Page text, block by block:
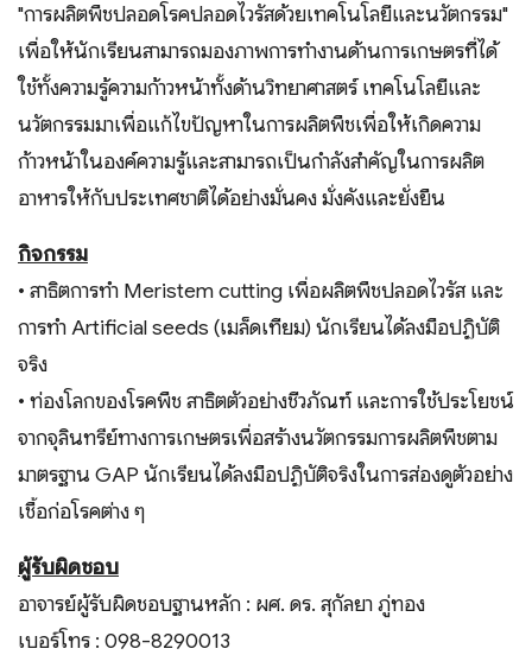
"การผลิตพืชปลอดโรคปลอดไวรัสด้วยเทคโนโลยีและนวัตกรรม"
เพื่อให้นักเรียนสามารถมองภาพการทำงานด้านการเกษตรที่ได้
ใช้ทั้งความรู้ความก้าวหน้าทั้งด้านวิทยาศาสตร์ เทคโนโลยีและ
นวัตกรรมมาเพื่อแก้ไขปัญหาในการผลิตพืชเพื่อให้เกิดความ
ก้าวหน้าในองค์ความรู้และสามารถเป็นกำลังสำคัญในการผลิต
อาหารให้กับประเทศชาติได้อย่างมั่นคง มั่งคังและยั่งยืน
กิจกรรม
• สาธิตการทำ Meristem cutting เพื่อผลิตพืชปลอดไวรัส และ
การทำ Artificial seeds (เมล็ดเทียม) นักเรียนได้ลงมือปฏิบัติ
จริง
• ท่องโลกของโรคพืช สาธิตตัวอย่างชีวภัณฑ์ และการใช้ประโยชน์
จากจุลินทรีย์ทางการเกษตรเพื่อสร้างนวัตกรรมการผลิตพืชตาม
มาตรฐาน GAP นักเรียนได้ลงมือปฏิบัติจริงในการส่องดูตัวอย่าง
เชื้อก่อโรคต่าง ๆ
ผู้รับผิดชอบ
อาจารย์ผู้รับผิดชอบฐานหลัก : ผศ. ดร. สุกัลยา ภู่ทอง
เบอร์โทร : 098-8290013